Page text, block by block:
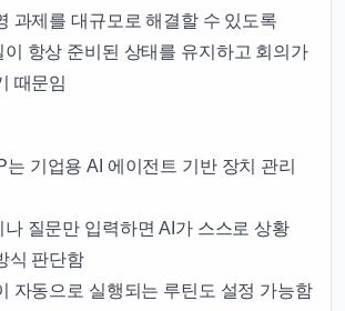
과제를 대규모로 해결할 수 있도록
이 항상 준비된 상태를 유지하고 회의가
때문임
는 기업용 AI 에이전트 기반 장치 관리
질문만 입력하면 AI가 스스로 상황
식 판단함
자동으로 실행되는 루틴도 설정 가능함